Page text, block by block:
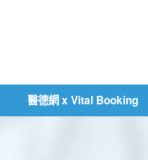
醫德網 x Vital Booking